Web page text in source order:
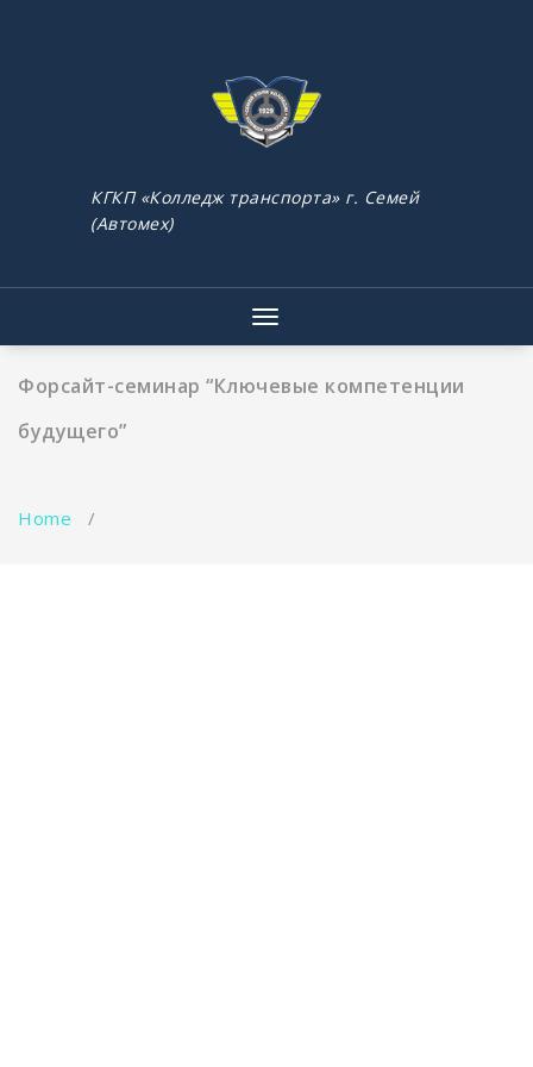
КГКП «Колледж транспорта» г. Семей
(Автомех)
Toggle
navigation
Форсайт-семинар “Ключевые компетенции
будущего”
Home /